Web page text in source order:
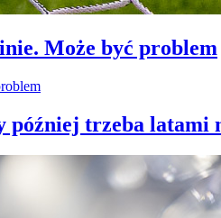
Może być problem
później trzeba latami